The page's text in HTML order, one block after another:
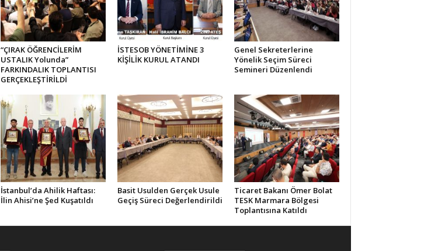
“ÇIRAK ÖĞRENCİLERİM
USTALIK Yolunda”
FARKINDALIK TOPLANTISI
GERÇEKLEŞTİRİLDİ
İSTESOB YÖNETİMİNE 3
KİŞİLİK KURUL ATANDI
Genel Sekreterlerine
Yönelik Seçim Süreci
Semineri Düzenlendi
İstanbul’da Ahilik Haftası:
İlin Ahisi’ne Şed Kuşatıldı
Basit Usulden Gerçek Usule
Geçiş Süreci Değerlendirildi
Ticaret Bakanı Ömer Bolat
TESK Marmara Bölgesi
Toplantısına Katıldı